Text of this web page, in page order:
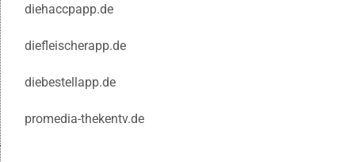
diehaccpapp.de
diefleischerapp.de
diebestellapp.de
promedia-thekentv.de